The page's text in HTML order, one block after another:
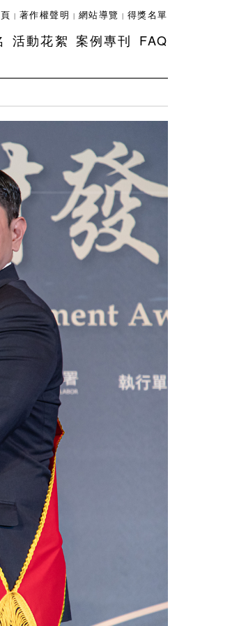
| 著作權聲明 | 網站導覽 | 得獎名單
活動花絮 案例專刊 FAQ